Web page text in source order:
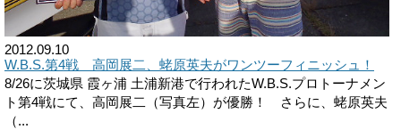
2012.09.10
W.B.S.第4戦 高岡展二、蛯原英夫がワンツーフィニッシュ！
8/26に茨城県 霞ヶ浦 土浦新港で行われたW.B.S.プロトーナメン
ト第4戦にて、高岡展二（写真左）が優勝！ さらに、蛯原英夫
（...